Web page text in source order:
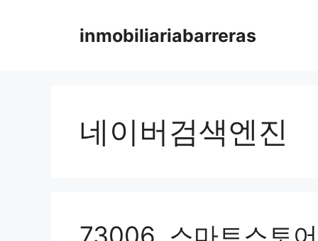
inmobiliariabarreras
네이버검색엔진